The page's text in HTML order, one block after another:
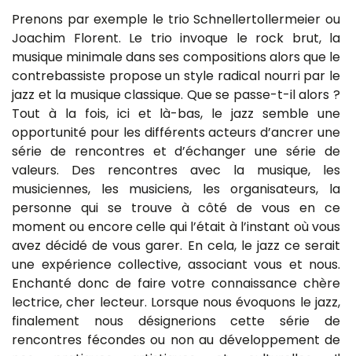
Prenons par exemple le trio Schnellertollermeier ou
Joachim Florent. Le trio invoque le rock brut, la
musique minimale dans ses compositions alors que le
contrebassiste propose un style radical nourri par le
jazz et la musique classique. Que se passe-t-il alors ?
Tout à la fois, ici et là-bas, le jazz semble une
opportunité pour les différents acteurs d’ancrer une
série de rencontres et d’échanger une série de
valeurs. Des rencontres avec la musique, les
musiciennes, les musiciens, les organisateurs, la
personne qui se trouve à côté de vous en ce
moment ou encore celle qui l’était à l’instant où vous
avez décidé de vous garer. En cela, le jazz ce serait
une expérience collective, associant vous et nous.
Enchanté donc de faire votre connaissance chère
lectrice, cher lecteur. Lorsque nous évoquons le jazz,
finalement nous désignerions cette série de
rencontres fécondes ou non au développement de